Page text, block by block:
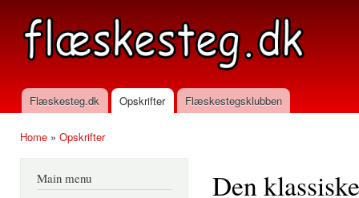
flaeskesteg.dk
Main menu
Flæskesteg.dk Opskrifter Flæskestegsklubben
Home » Opskrifter
Main menu Den